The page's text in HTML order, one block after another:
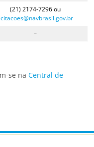
(21) 2174-7296 ou
–
se na Central de